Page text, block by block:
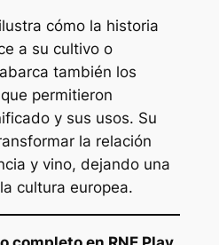
cómo la historia
a su cultivo o
también los
permitieron
y sus usos. Su
la relación
y vino, dejando una
cultura europea.